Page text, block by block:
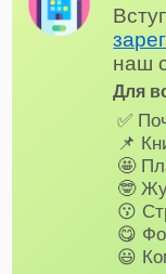
наш
Для
✅
📌
🤩
🤓
😗
😋
😃